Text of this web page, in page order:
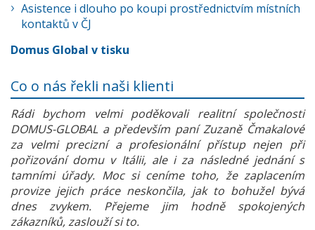
Asistence i dlouho po koupi prostřednictvím místních
kontaktů v ČJ
Domus Global v tisku
Co o nás řekli naši klienti
Rádi bychom velmi poděkovali realitní společnosti
DOMUS-GLOBAL a především paní Zuzaně Čmakalové
za velmi precizní a profesionální přístup nejen při
pořizování domu v Itálii, ale i za následné jednání s
tamními úřady. Moc si ceníme toho, že zaplacením
provize jejich práce neskončila, jak to bohužel bývá
dnes zvykem. Přejeme jim hodně spokojených
zákazníků, zaslouží si to.